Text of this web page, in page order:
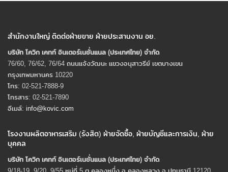
สำนักงานใหญ่ ติดต่อฝ่ายขาย ฝ่ายประสานงาน อย.
บริษัท โควิก เคทท์ อินเตอร์เนชั่นแนล (ประเทศไทย) จํากัด
76/60, 76/62, 76/64 ถนนแจ้งวัฒนะ แขวงอนุสาวรีย์ เขตบางเขน
กรุงเทพมหานคร 10220
โทร: 02-521-7888-9
โทรสาร: 02-521-7890
อีเมล์: info@kovic.com
โรงงานผลิตอาหารเสริม (รังสิต) ฝ่ายจัดซื้อ, ฝ่ายบัญชีและการเงิน, ฝ่าย
บุคคล
บริษัท โควิก เคทท์ อินเตอร์เนชั่นแนล (ประเทศไทย) จํากัด